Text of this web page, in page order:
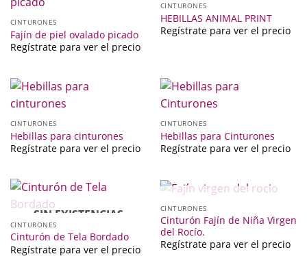
CINTURONES
Fajín de piel ovalado picado
Regístrate para ver el precio
CINTURONES
HEBILLAS ANIMAL PRINT
Regístrate para ver el precio
CINTURONES
Hebillas para cinturones
Regístrate para ver el precio
CINTURONES
Hebillas para Cinturones
Regístrate para ver el precio
SIN EXISTENCIAS
CINTURONES
Cinturón de Tela Bordado
Regístrate para ver el precio
SIN EXISTENCIAS
CINTURONES
Cinturón Fajín de Niña Virgen
del Rocío.
Regístrate para ver el precio